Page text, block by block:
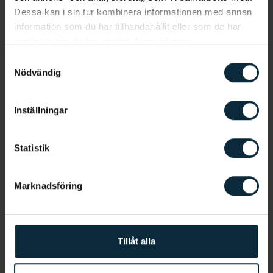
Dessa kan i sin tur kombinera informationen med annan
information som du har tillhandahållit eller som de har
Nödvändig
Inställningar
Statistik
Marknadsföring
Tillåt alla
Tandläkare i Helsingborg